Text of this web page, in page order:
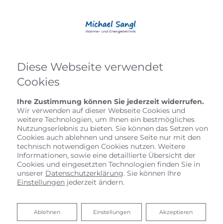
Startseite » Bad» Badinspiration & Musterbäder»Luxus-Bad 7 ㎡
Diese Webseite verwendet
Cookies
Ihre Zustimmung können Sie jederzeit widerrufen.
Wir verwenden auf dieser Webseite Cookies und
weitere Technologien, um Ihnen ein bestmögliches
Nutzungserlebnis zu bieten. Sie können das Setzen von
Cookies auch ablehnen und unsere Seite nur mit den
technisch notwendigen Cookies nutzen. Weitere
Informationen, sowie eine detaillierte Übersicht der
Cookies und eingesetzten Technologien finden Sie in
unserer Datenschutzerklärung. Sie können Ihre
Einstellungen jederzeit ändern.
Akzeptieren
Einstellungen
Ablehnen
Ablehnen